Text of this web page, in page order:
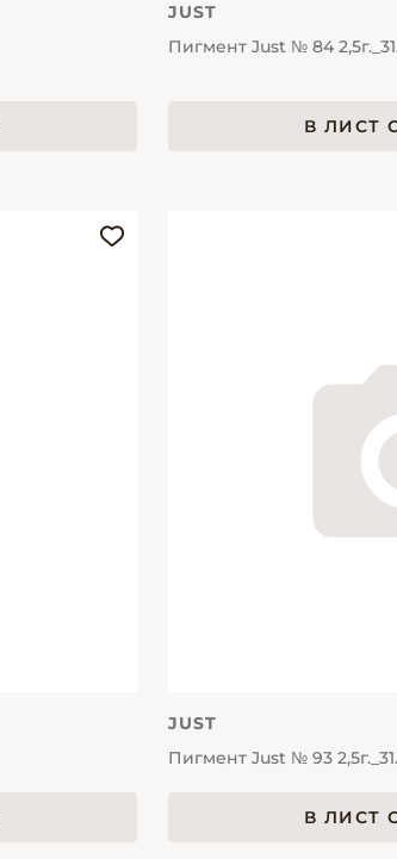
JUST
Пигмент Just № 84
В ЛИСТ
JUST
Пигмент Just № 93
В ЛИСТ